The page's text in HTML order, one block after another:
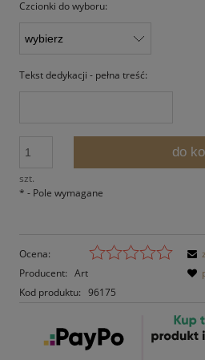
Czcionki do wyboru:
Tekst dedykacji - pełna treść:
szt.
do
* - Pole wymagane
Ocena:
Producent: Art
Kod produktu: 96175